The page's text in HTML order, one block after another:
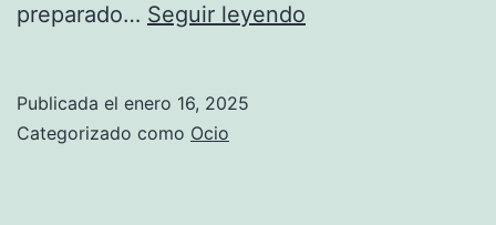
preparado… Seguir leyendo
Publicada el enero 16, 2025
Categorizado como Ocio